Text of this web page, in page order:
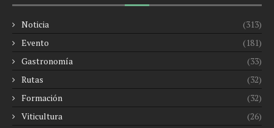
Noticia
(313)
Evento
(181)
Gastronomía
(33)
Rutas
(32)
Formación
(32)
Viticultura
(26)